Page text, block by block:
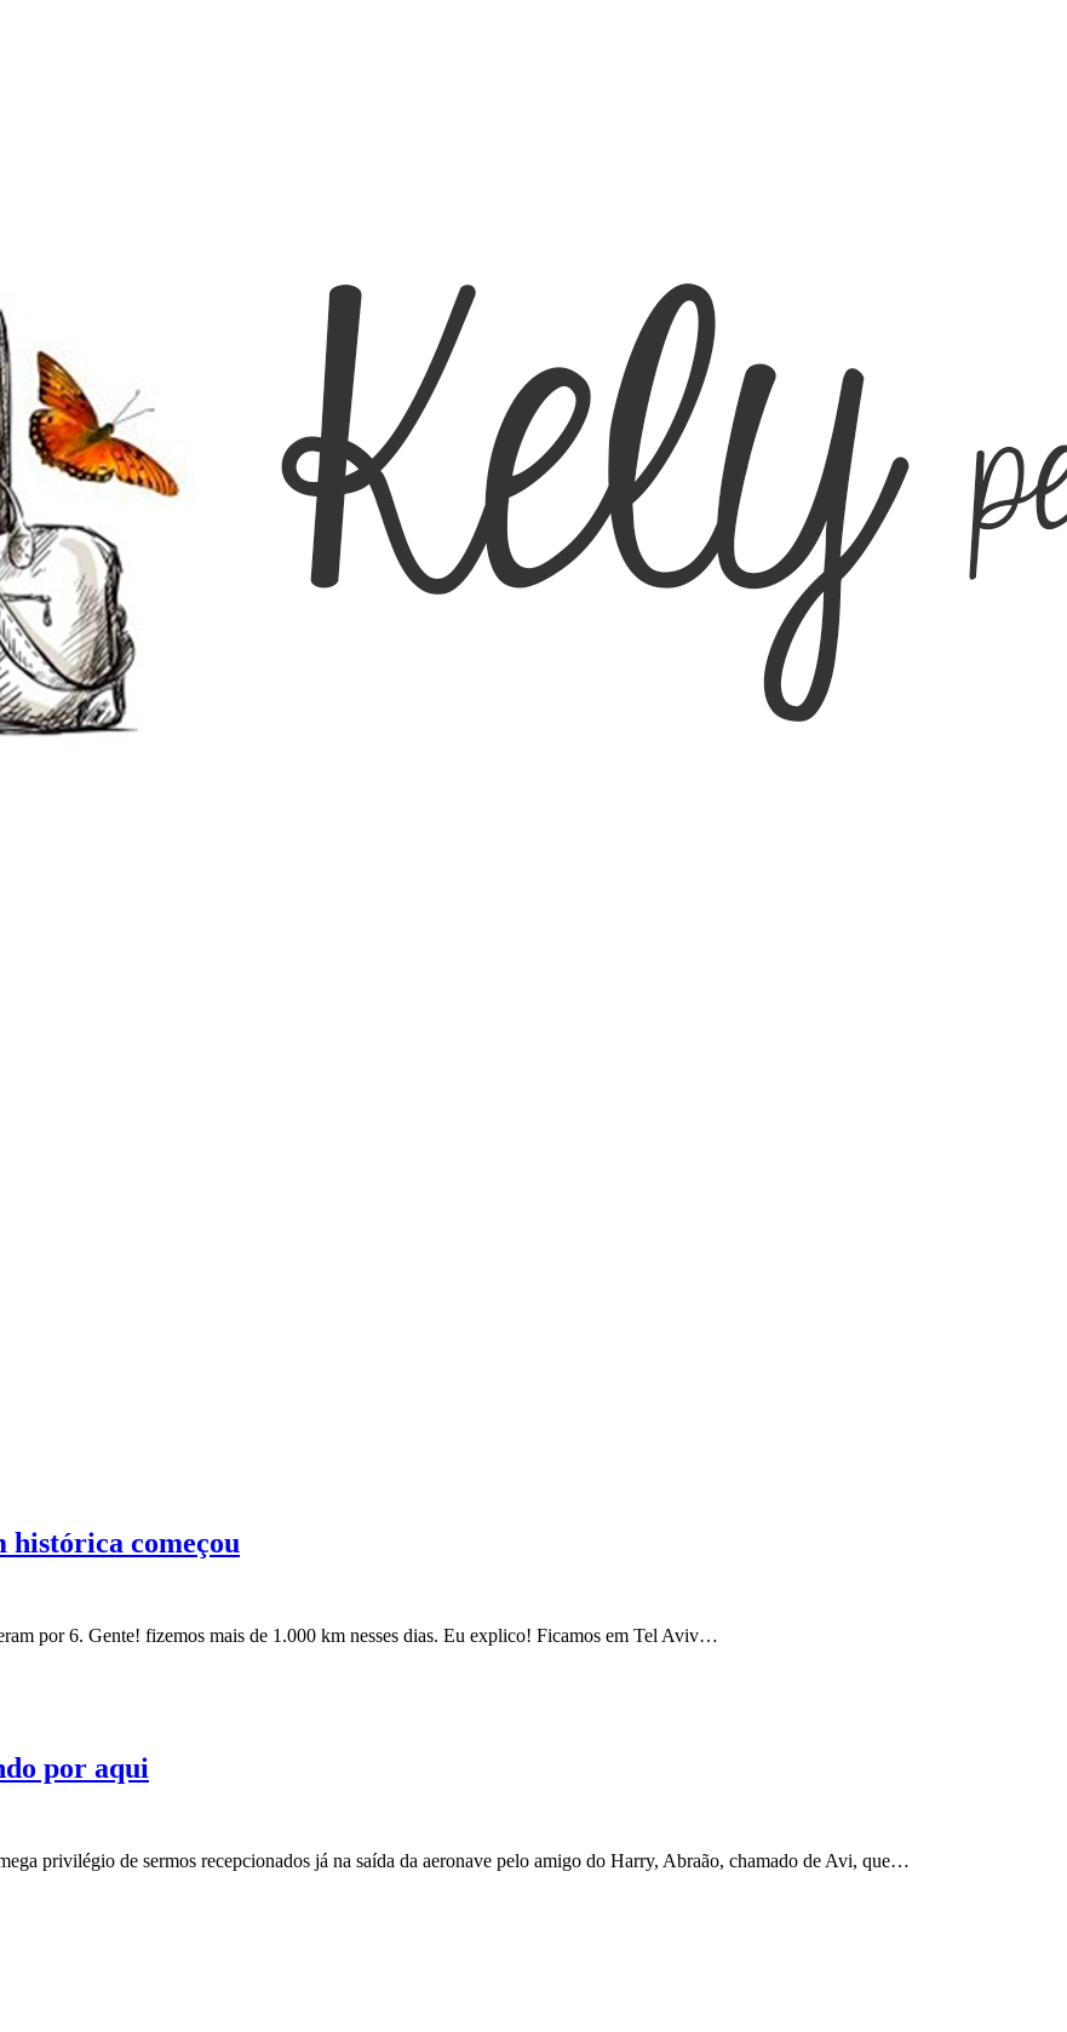
histórica começou
por 6. Gente! fizemos mais de 1.000 km nesses dias. Eu explico! Ficamos em Tel Aviv…
por aqui
privilégio de sermos recepcionados já na saída da aeronave pelo amigo do Harry, Abraão, chamado de Avi, que…